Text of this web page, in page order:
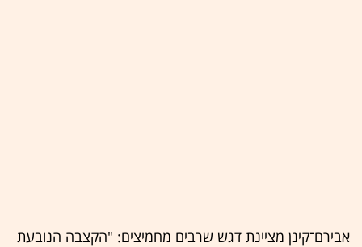
אבירם־קינן מציינת דגש שרבים מחמיצים: "הקצבה הנובעת